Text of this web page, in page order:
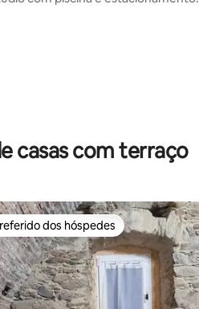
casas com terraço
dos hóspedes
dos hóspedes